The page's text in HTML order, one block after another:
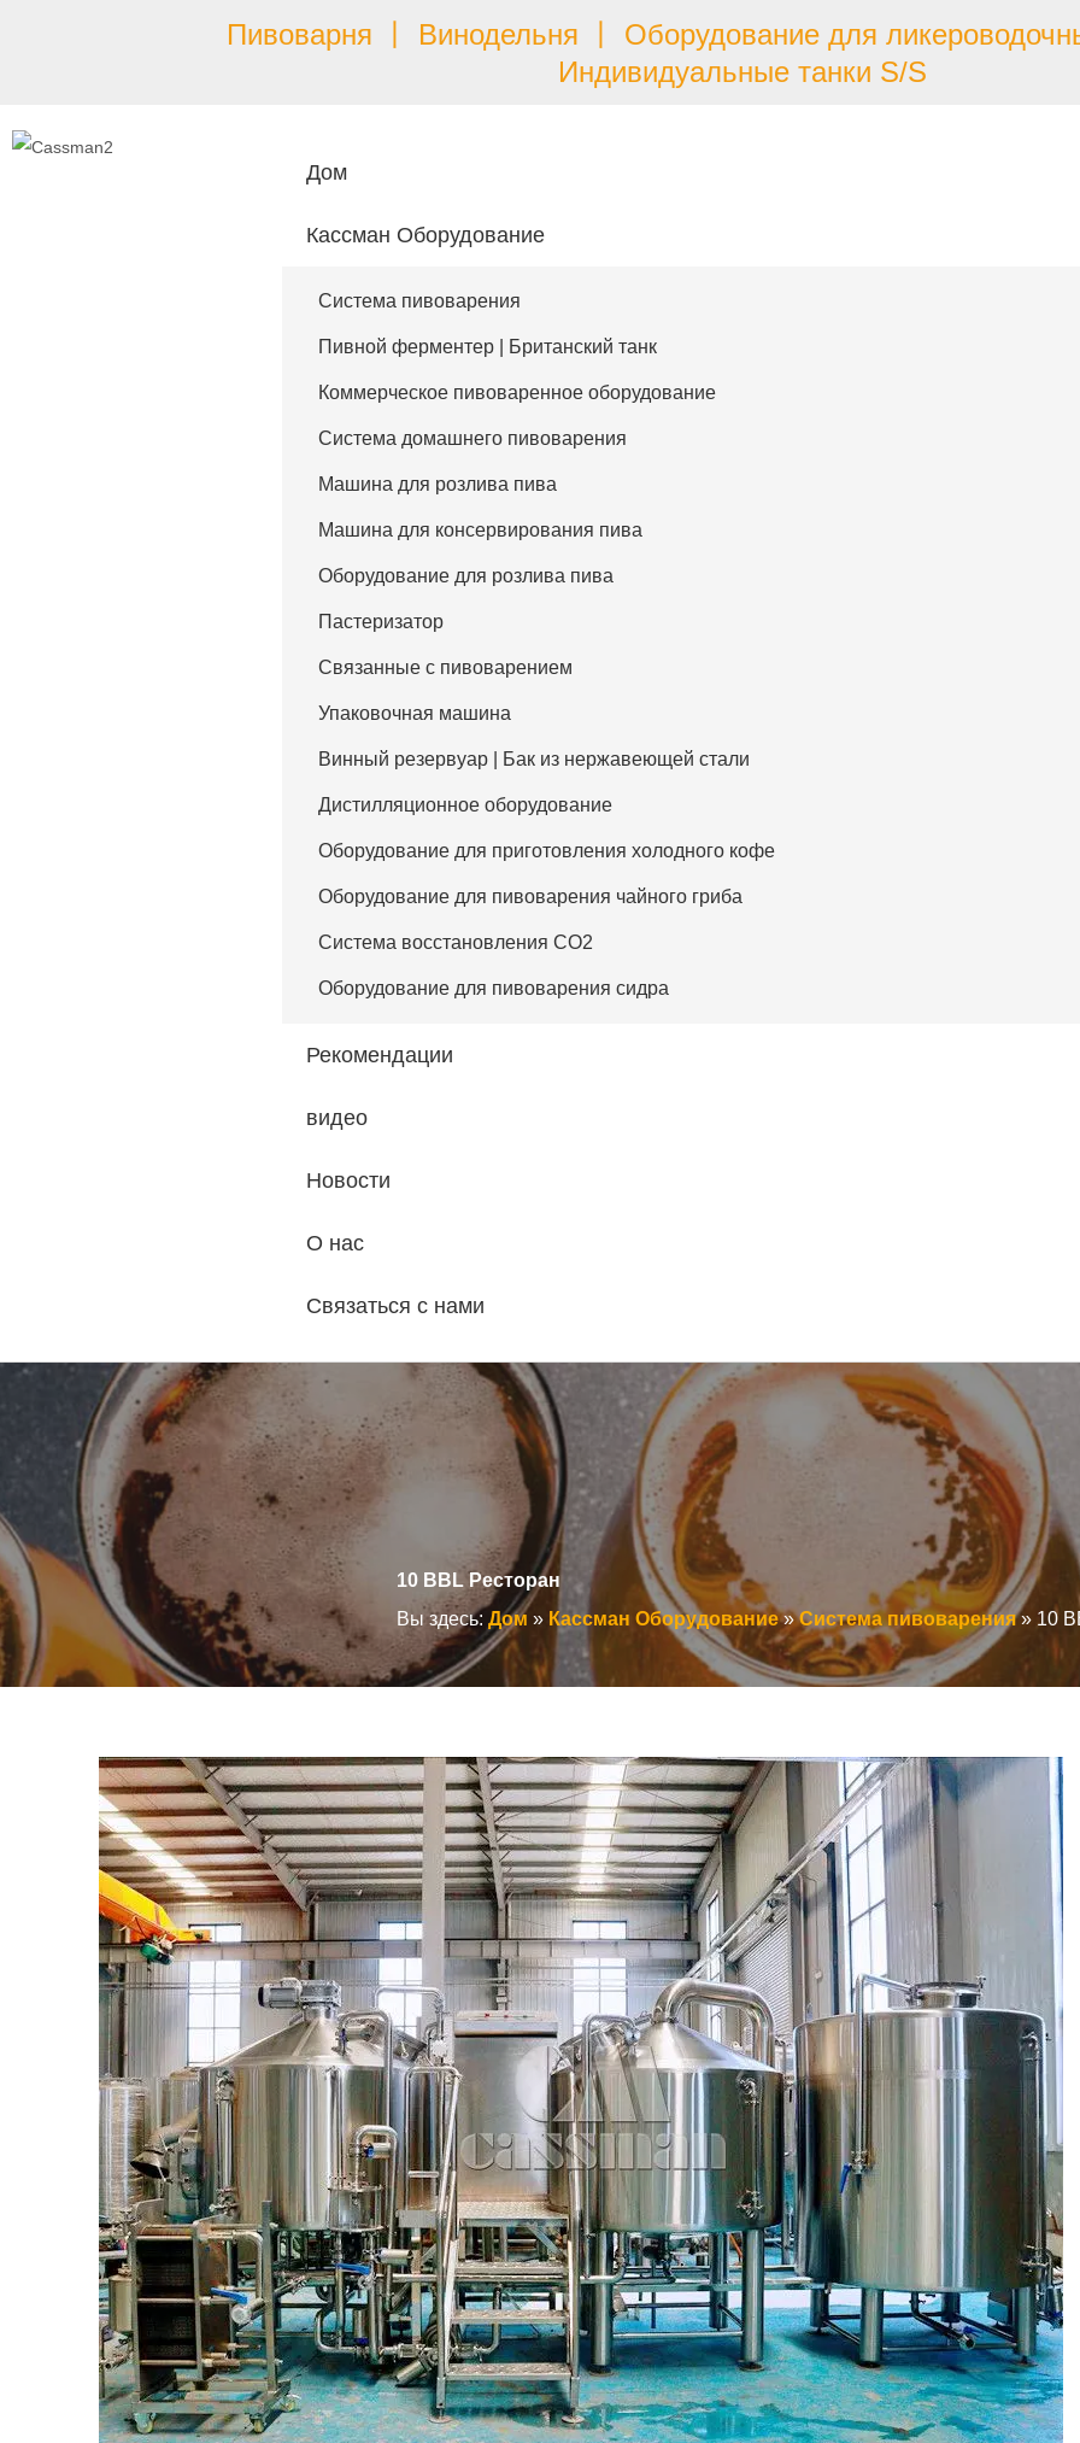
Пивоварня 丨 Винодельня 丨 Оборудование для
Индивидуальные танки S/S
Дом
Кассман Оборудование
Система пивоварения
Пивной ферментер | Британский танк
Коммерческое пивоваренное оборудование
Система домашнего пивоварения
Машина для розлива пива
Машина для консервирования пива
Оборудование для розлива пива
Пастеризатор
Связанные с пивоварением
Упаковочная машина
Винный резервуар | Бак из нержавеющей стали
Дистилляционное оборудование
Оборудование для приготовления холодного кофе
Оборудование для пивоварения чайного гриба
Система восстановления CO2
Оборудование для пивоварения сидра
Рекомендации
видео
Новости
О нас
Связаться с нами
10 BBL Ресторан
Вы здесь: Дом » Кассман Оборудование »Система пивоварения » 10